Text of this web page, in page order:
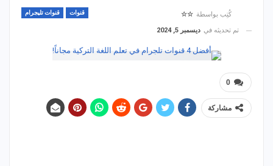
قنوات قنوات تليجرام كُتِب بواسطة ☆☆
تم تحديثه في ديسمبر 5, 2024
0
مشاركة